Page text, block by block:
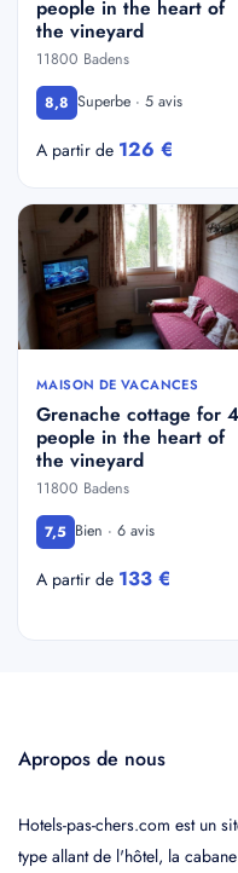
people in the heart of
the vineyard
11800 Badens
8,8 Superbe · 5 avis
A partir de 126 €
MAISON DE VACANCES
Grenache cottage for 4
people in the heart of
the vineyard
11800 Badens
7,5 Bien · 6 avis
A partir de 133 €
Apropos de nous
Hotels-pas-chers.com est un
type allant de l'hôtel, la